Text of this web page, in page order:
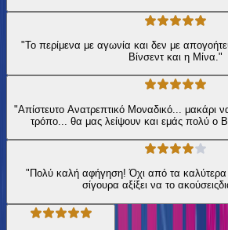
"Το περίμενα με αγωνία και δεν με
Βίνσεντ και η Μίνα."
"Απίστευτο Ανατρεπτικό Μοναδικό... μακάρι
τρόπο... θα μας λείψουν και εμάς πολύ ο
"Πολύ καλή αφήγηση! Όχι από τα καλύτερα
σίγουρα αξίξει να το